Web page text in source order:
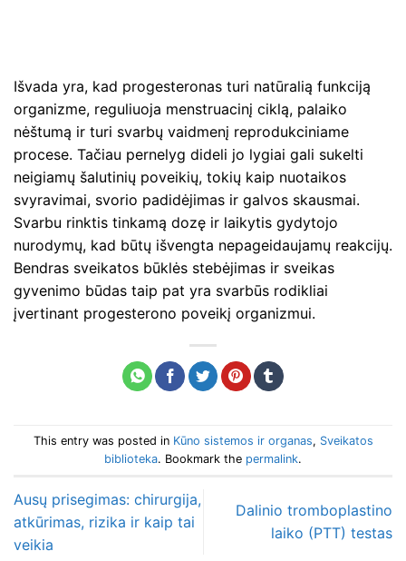
Išvada yra, kad progesteronas turi natūralią funkciją
organizme, reguliuoja menstruacinį ciklą, palaiko
nėštumą ir turi svarbų vaidmenį reprodukciniame
procese. Tačiau pernelyg dideli jo lygiai gali sukelti
neigiamų šalutinių poveikių, tokių kaip nuotaikos
svyravimai, svorio padidėjimas ir galvos skausmai.
Svarbu rinktis tinkamą dozę ir laikytis gydytojo
nurodymų, kad būtų išvengta nepageidaujamų reakcijų.
Bendras sveikatos būklės stebėjimas ir sveikas
gyvenimo būdas taip pat yra svarbūs rodikliai
įvertinant progesterono poveikį organizmui.
This entry was posted in Kūno sistemos ir organas, Sveikatos
biblioteka. Bookmark the permalink.
Ausų prisegimas: chirurgija,
atkūrimas, rizika ir kaip tai
veikia
Dalinio tromboplastino
laiko (PTT) testas